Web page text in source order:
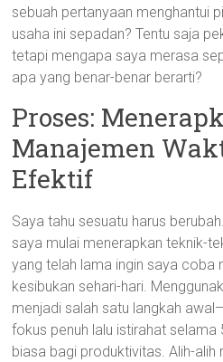
sebuah pertanyaan menghantui
usaha ini sepadan? Tentu saja
tetapi mengapa saya merasa
apa yang benar-benar berarti?
Proses:
Manajemen
Efektif
Saya tahu sesuatu harus
saya mulai menerapkan teknik-
yang telah lama ingin saya coba
kesibukan sehari-hari.
menjadi salah satu langkah
fokus penuh lalu istirahat
biasa bagi produktivitas. Alih-alih